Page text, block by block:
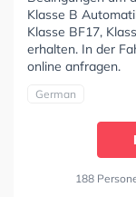
Klasse B
Klasse BF17,
erhalten. In der
online anfragen.
German
188